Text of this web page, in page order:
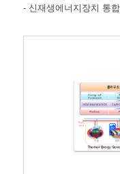
- 신재생에너지장치 통